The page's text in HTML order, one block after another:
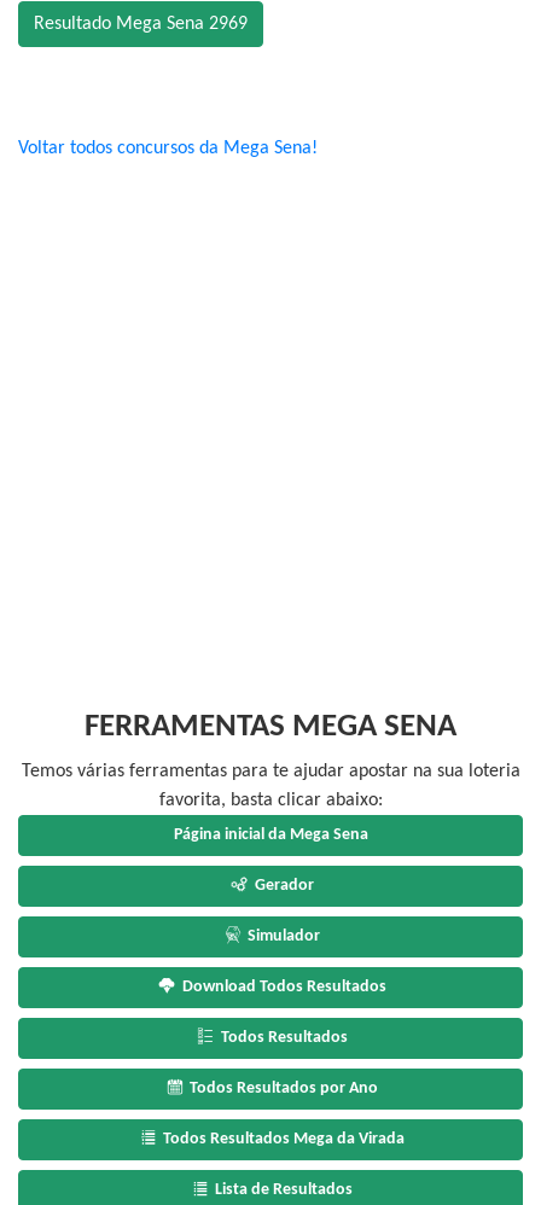
Resultado Mega Sena 2969
Voltar todos concursos da Mega Sena!
FERRAMENTAS MEGA SENA
Temos várias ferramentas para te ajudar apostar na sua loteria
favorita, basta clicar abaixo:
Página inicial da Mega Sena
Gerador
Simulador
Download Todos Resultados
Todos Resultados
Todos Resultados por Ano
Todos Resultados Mega da Virada
Lista de Resultados